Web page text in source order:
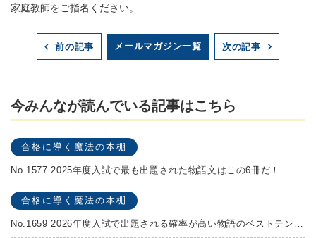
家庭教師をご指名ください。
前の記事 メールマガジン一覧 次の記事
今みんなが読んでいる記事はこちら
合格に導く魔法の本棚
No.1577 2025年度入試で最も出題された物語文はこの6冊だ！
合格に導く魔法の本棚
No.1659 2026年度入試で出題される確率が高い物語のベストテンを発表します！